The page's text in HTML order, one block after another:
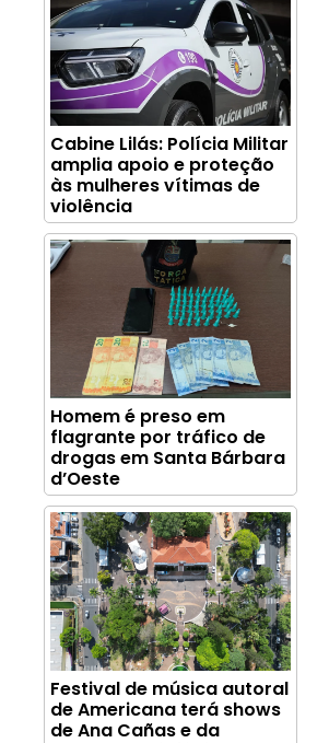
Cabine Lilás: Polícia Militar
amplia apoio e proteção
às mulheres vítimas de
violência
Homem é preso em
flagrante por tráfico de
drogas em Santa Bárbara
d’Oeste
Festival de música autoral
de Americana terá shows
de Ana Cañas e da